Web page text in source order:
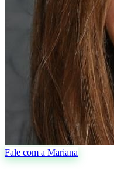
Fale com a Mariana